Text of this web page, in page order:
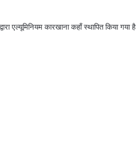
एल्यूमिनियम कारखाना कहाँ स्थापित किया गया है